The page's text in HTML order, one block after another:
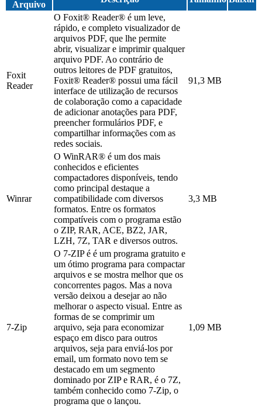
Arquivo
Foxit
Reader
O Foxit® Reader® é um leve,
rápido, e completo visualizador de
arquivos PDF, que lhe permite
abrir, visualizar e imprimir qualquer
arquivo PDF. Ao contrário de
outros leitores de PDF gratuitos,
Foxit® Reader® possui uma fácil
interface de utilização de recursos
de colaboração como a capacidade
de adicionar anotações para PDF,
preencher formulários PDF, e
compartilhar informações com as
redes sociais.
91,3 MB
Winrar
O WinRAR® é um dos mais
conhecidos e eficientes
compactadores disponíveis, tendo
como principal destaque a
compatibilidade com diversos
formatos. Entre os formatos
compatíveis com o programa estão
o ZIP, RAR, ACE, BZ2, JAR,
LZH, 7Z, TAR e diversos outros.
3,3 MB
7-Zip
O 7-ZIP é é um programa gratuito e
um ótimo programa para compactar
arquivos e se mostra melhor que os
concorrentes pagos. Mas a nova
versão deixou a desejar ao não
melhorar o aspecto visual. Entre as
formas de se comprimir um
arquivo, seja para economizar
espaço em disco para outros
arquivos, seja para enviá-los por
email, um formato novo tem se
destacado em um segmento
dominado por ZIP e RAR, é o 7Z,
também conhecido como 7-Zip, o
programa que o lançou.
1,09 MB